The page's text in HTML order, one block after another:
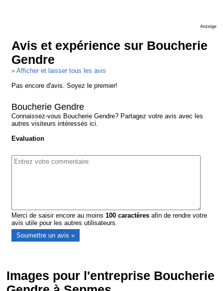
Anzeige
Avis et expérience sur Boucherie
Gendre
» Afficher et laisser tous les avis
Pas encore d'avis. Soyez le premier!
Boucherie Gendre
Connaissez-vous Boucherie Gendre? Partagez votre avis avec les
autres visiteurs intéressés ici.
Evaluation
Merci de saisir encore au moins100 caractères afin de rendre votre
avis utile pour les autres utilisateurs.
Images pour l'entreprise Boucherie